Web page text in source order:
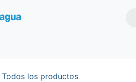
Todos los productos